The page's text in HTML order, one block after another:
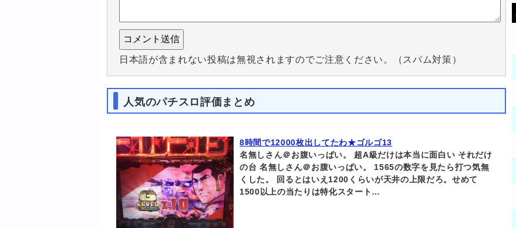
日本語が含まれない投稿は無視されますのでご注意ください。（スパム対策）
人気のパチスロ評価まとめ
8時間で12000枚出してたわ★ゴルゴ13
名無しさん＠お腹いっぱい。 超A級だけは本当に面白い それだけ
の台 名無しさん＠お腹いっぱい。 1565の数字を見たら打つ気無
くした。 回るとはいえ1200くらいが天井の上限だろ。せめて
1500以上の当たりは特化スタート…